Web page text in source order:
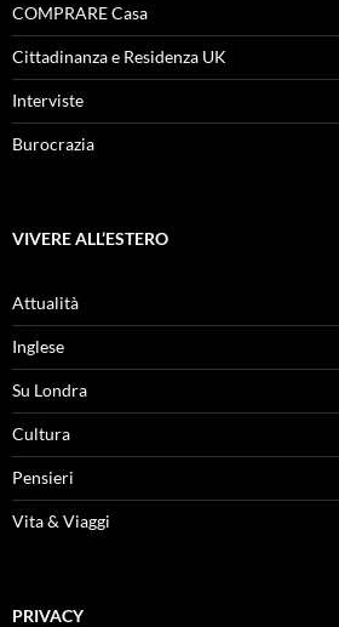
COMPRARE Casa
Cittadinanza e Residenza UK
Interviste
Burocrazia
VIVERE ALL’ESTERO
Attualità
Inglese
Su Londra
Cultura
Pensieri
Vita & Viaggi
PRIVACY